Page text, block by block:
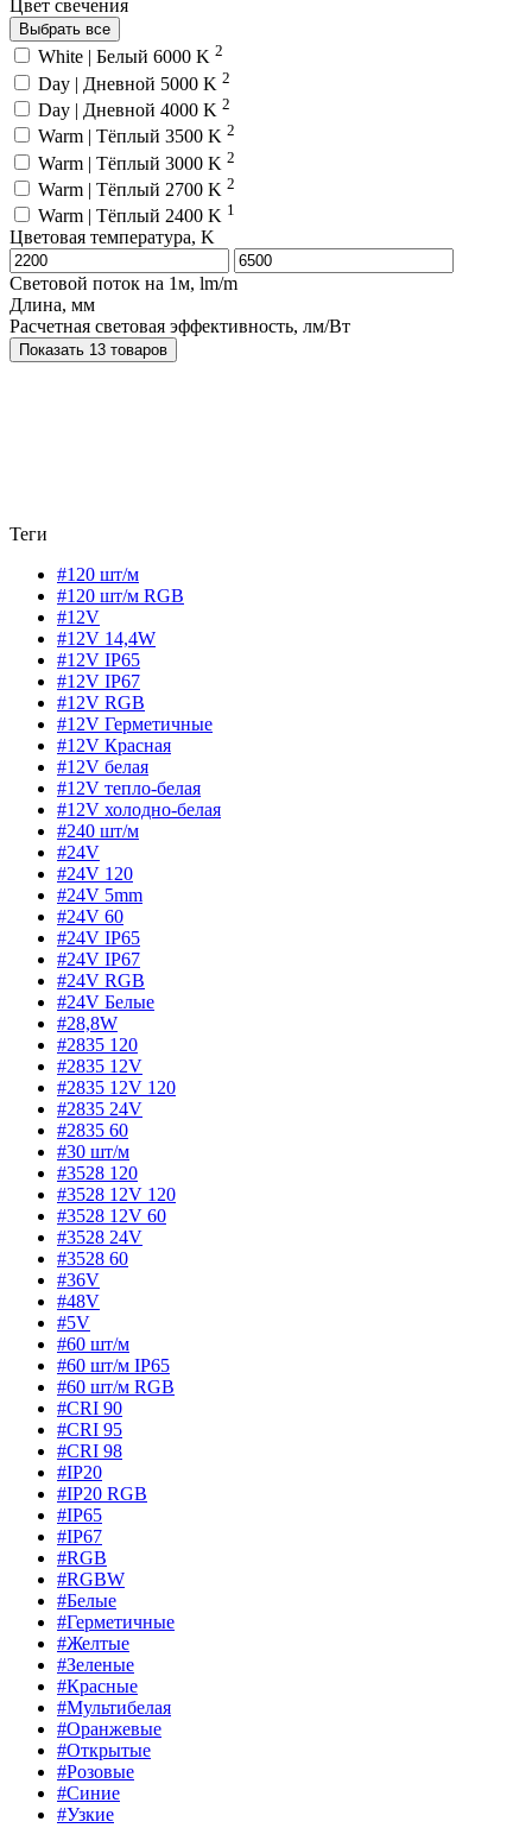
Цвет свечения
Выбрать все
White | Белый 6000 K 2
Day | Дневной 5000 K 2
Day | Дневной 4000 K 2
Warm | Тёплый 3500 K 2
Warm | Тёплый 3000 K 2
Warm | Тёплый 2700 K 2
Warm | Тёплый 2400 K 1
Цветовая температура, K
Световой поток на 1м, lm/m
Длина, мм
Расчетная световая эффективность, лм/Вт
Показать 13 товаров
Теги
#120 шт/м
#120 шт/м RGB
#12V
#12V 14,4W
#12V IP65
#12V IP67
#12V RGB
#12V Герметичные
#12V Красная
#12V белая
#12V тепло-белая
#12V холодно-белая
#240 шт/м
#24V
#24V 120
#24V 5mm
#24V 60
#24V IP65
#24V IP67
#24V RGB
#24V Белые
#28,8W
#2835 120
#2835 12V
#2835 12V 120
#2835 24V
#2835 60
#30 шт/м
#3528 120
#3528 12V 120
#3528 12V 60
#3528 24V
#3528 60
#36V
#48V
#5V
#60 шт/м
#60 шт/м IP65
#60 шт/м RGB
#CRI 90
#CRI 95
#CRI 98
#IP20
#IP20 RGB
#IP65
#IP67
#RGB
#RGBW
#Белые
#Герметичные
#Желтые
#Зеленые
#Красные
#Мультибелая
#Оранжевые
#Открытые
#Розовые
#Синие
#Узкие